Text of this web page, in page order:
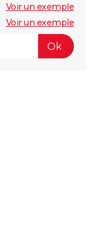
Voir un exemple
Voir un exemple